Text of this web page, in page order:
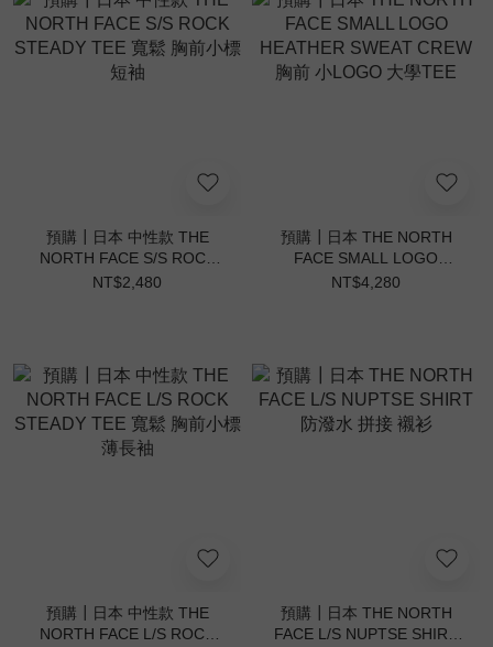
預購┃日本 中性款 THE
NORTH FACE S/S ROCK
STEADY TEE 寬鬆 胸前小
NT$2,480
預購┃日本 THE NORTH
FACE SMALL LOGO
HEATHER SWEAT CREW
NT$4,280
預購┃日本 中性款 THE
NORTH FACE L/S ROCK
預購┃日本 THE NORTH
FACE L/S NUPTSE SHIRT